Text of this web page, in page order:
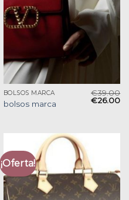
BOLSOS MARCA
bolsos marca
€39.00
€26.00
¡Oferta!